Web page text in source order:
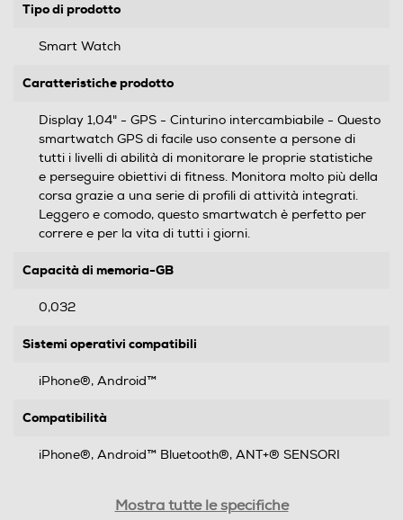
Tipo di prodotto
Smart Watch
Caratteristiche prodotto
Display 1,04" - GPS - Cinturino intercambiabile - Questo
smartwatch GPS di facile uso consente a persone di
tutti i livelli di abilità di monitorare le proprie statistiche
e perseguire obiettivi di fitness. Monitora molto più della
corsa grazie a una serie di profili di attività integrati.
Leggero e comodo, questo smartwatch è perfetto per
correre e per la vita di tutti i giorni.
Capacità di memoria-GB
0,032
Sistemi operativi compatibili
iPhone®, Android™
Compatibilità
iPhone®, Android™ Bluetooth®, ANT+® SENSORI
Mostra tutte le specifiche